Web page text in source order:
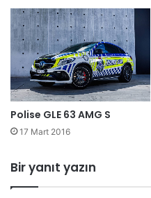
Polise GLE 63 AMG S
17 Mart 2016
Bir yanıt yazın